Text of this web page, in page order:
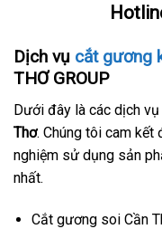
Dịch vụ cắt gương
THƠ GROUP
Dưới đây là các dịch vụ
Thơ. Chúng tôi cam kết
nghiệm sử dụng sản
nhất.
Cắt gương soi Cần